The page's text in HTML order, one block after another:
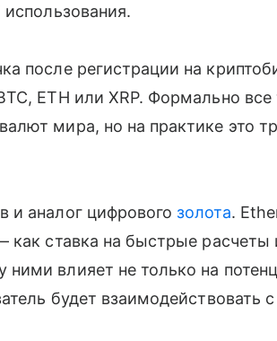
после регистрации на
ETH или XRP. Формально все
мира, но на практике это
и аналог цифрового золота.
как ставка на быстрые расчеты
влияет не только на
будет взаимодействовать